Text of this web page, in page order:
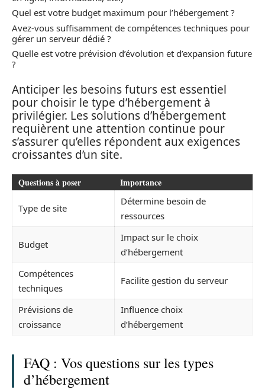
Quel est votre budget maximum pour l’hébergement ?
Avez-vous suffisamment de compétences techniques pour
gérer un serveur dédié ?
Quelle est votre prévision d’évolution et d’expansion future
?
Anticiper les besoins futurs est essentiel
pour choisir le type d’hébergement à
privilégier. Les solutions d’hébergement
requièrent une attention continue pour
s’assurer qu’elles répondent aux exigences
croissantes d’un site.
Questions à poser Importance
Type de site
Détermine besoin de
ressources
Budget
Impact sur le choix
d’hébergement
Compétences
techniques
Facilite gestion du serveur
Prévisions de
croissance
Influence choix
d’hébergement
FAQ : Vos questions sur les types
d’hébergement